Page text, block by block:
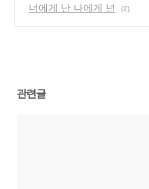
너에게 난 나에게 넌 (2)
관련글